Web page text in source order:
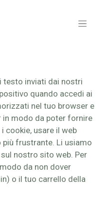
testo inviati dai nostri
quando accedi ai
nel tuo browser e
in modo da poter fornire
cookie, usare il web
più frustrante. Li usiamo
nostro sito web. Per
da non dover
o il tuo carrello della